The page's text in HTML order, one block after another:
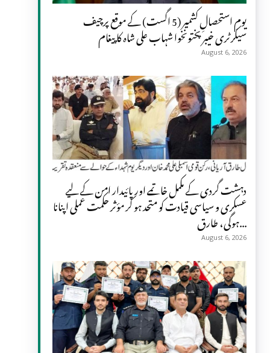
یومِ استحصالِ کشمیر (5 اگست) کے موقع پرچیف
سیکرٹری خیبر پختونخوا شہاب علی شاہ کا پیغام
August 6, 2026
دہشت گردی کے مکمل خاتمے اور پائیدار امن کے لیے
عسکری و سیاسی قیادت کو متحد ہو کر مؤثر حکمت عملی اپنانا
ہوگی، طارق...
August 6, 2026